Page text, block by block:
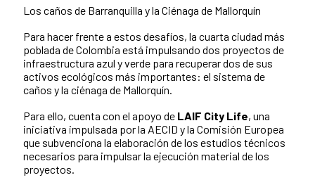
Los caños de Barranquilla y la Ciénaga de Mallorquín
Para hacer frente a estos desafíos, la cuarta ciudad más
poblada de Colombia está impulsando dos proyectos de
infraestructura azul y verde para recuperar dos de sus
activos ecológicos más importantes: el sistema de
caños y la ciénaga de Mallorquín.
Para ello, cuenta con el apoyo de LAIF City Life, una
iniciativa impulsada por la AECID y la Comisión Europea
que subvenciona la elaboración de los estudios técnicos
necesarios para impulsar la ejecución material de los
proyectos.